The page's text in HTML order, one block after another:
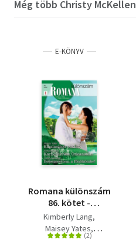
Még több Christy McKellen
E-KÖNYV
Romana különszám
86. kötet -
Elhalasztott esküvő
(Corretti-krónika 8.),
Karnevál New
Kimberly Lang
Maisey Yates
Christy McKellen